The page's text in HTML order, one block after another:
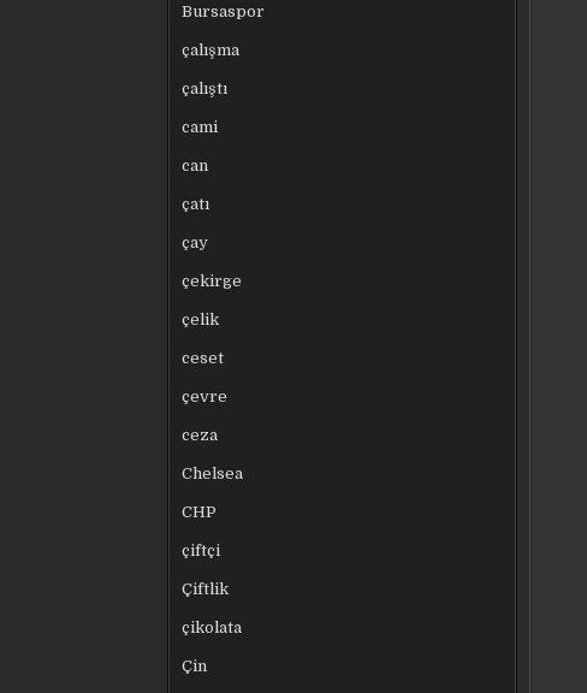
Bursaspor
çalışma
çalıştı
cami
can
çatı
çay
çekirge
çelik
ceset
çevre
ceza
Chelsea
CHP
çiftçi
Çiftlik
çikolata
Çin